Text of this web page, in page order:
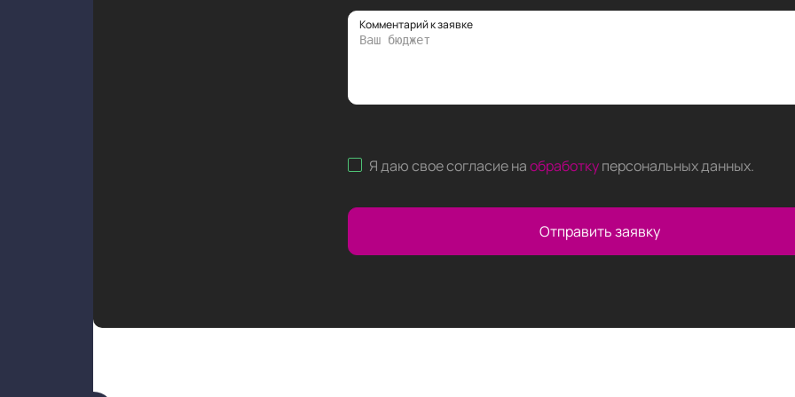
Комментарий к заявке
Я даю свое согласие наобработку персональных данных.
Отправить заявку